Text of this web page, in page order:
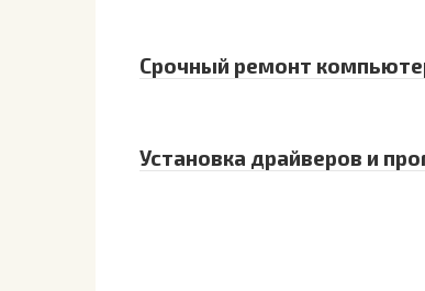
Срочный ремонт
Установка драйверов и